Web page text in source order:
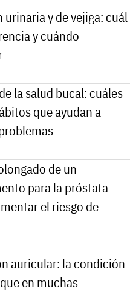
y de vejiga: cuál
y cuándo
la salud bucal: cuáles
que ayudan a
de un
para la próstata
el riesgo de
auricular: la condición
en muchas